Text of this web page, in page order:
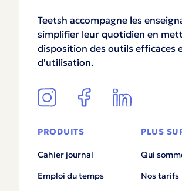
Teetsh accompagne les
simplifier leur quotidien en
disposition des outils efficaces
d'utilisation.
PRODUITS
Cahier journal
Emploi du temps
PLUS
Qui
Nos tarifs